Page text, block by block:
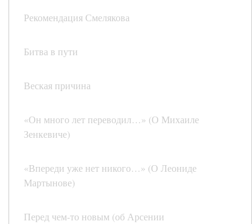
Рекомендация Смелякова
Битва в пути
Веская причина
«Он много лет переводил…» (О Михаиле
Зенкевиче)
«Впереди уже нет никого…» (О Леониде
Мартынове)
Перед чем-то новым (об Арсении